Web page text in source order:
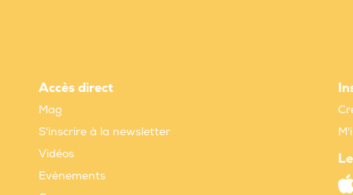
Accès direct
Mag
S'inscrire à la newsletter
Vidéos
Evènements